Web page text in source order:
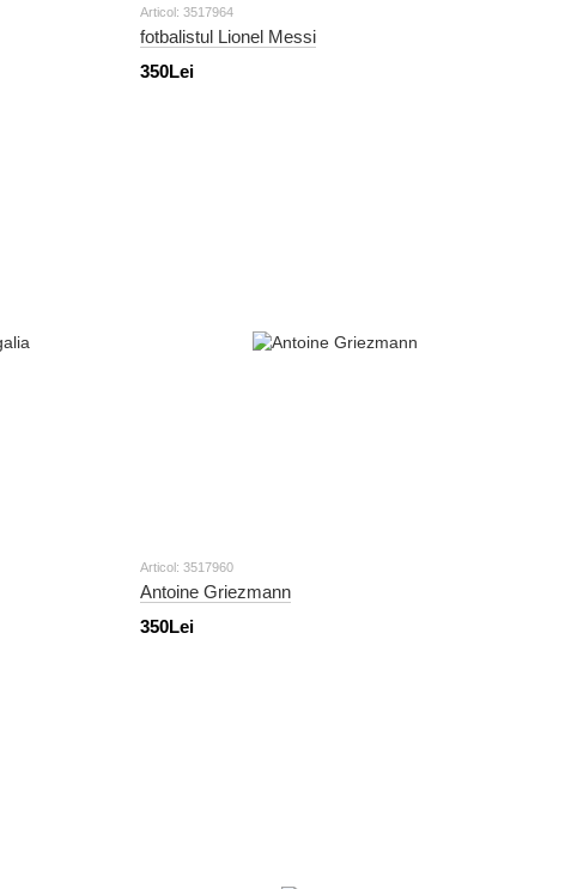
Articol: 3517964
fotbalistul Lionel Messi
350Lei
Articol: 3517960
Antoine Griezmann
350Lei